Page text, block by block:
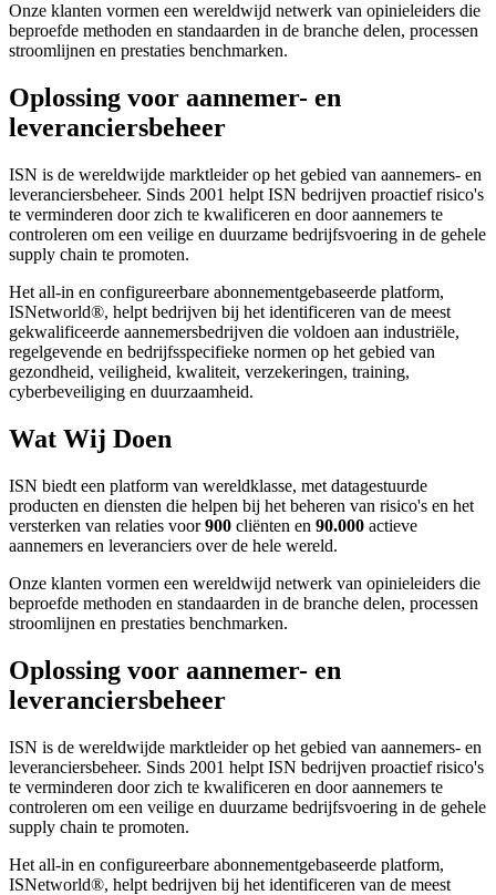
Onze klanten vormen een wereldwijd netwerk van opinieleiders die
beproefde methoden en standaarden in de branche delen, processen
stroomlijnen en prestaties benchmarken.
Oplossing voor aannemer- en
leveranciersbeheer
ISN is de wereldwijde marktleider op het gebied van aannemers- en
leveranciersbeheer. Sinds 2001 helpt ISN bedrijven proactief risico's
te verminderen door zich te kwalificeren en door aannemers te
controleren om een veilige en duurzame bedrijfsvoering in de gehele
supply chain te promoten.
​Het all-in en configureerbare abonnementgebaseerde platform,
ISNetworld®, helpt bedrijven bij het identificeren van de meest
gekwalificeerde aannemersbedrijven die voldoen aan industriële,
regelgevende en bedrijfsspecifieke normen op het gebied van
gezondheid, veiligheid, kwaliteit, verzekeringen, training,
cyberbeveiliging en duurzaamheid.
Wat Wij Doen
ISN biedt een platform van wereldklasse, met datagestuurde
producten en diensten die helpen bij het beheren van risico's en het
versterken van relaties voor900 cliënten en 90.000 actieve
aannemers en leveranciers over de hele wereld.
Onze klanten vormen een wereldwijd netwerk van opinieleiders die
beproefde methoden en standaarden in de branche delen, processen
stroomlijnen en prestaties benchmarken.
Oplossing voor aannemer- en
leveranciersbeheer
ISN is de wereldwijde marktleider op het gebied van aannemers- en
leveranciersbeheer. Sinds 2001 helpt ISN bedrijven proactief risico's
te verminderen door zich te kwalificeren en door aannemers te
controleren om een veilige en duurzame bedrijfsvoering in de gehele
supply chain te promoten.
​Het all-in en configureerbare abonnementgebaseerde platform,
ISNetworld®, helpt bedrijven bij het identificeren van de meest